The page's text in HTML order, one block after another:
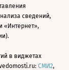
сведений,
«Интернет»,
в виджетах
СМИ2,